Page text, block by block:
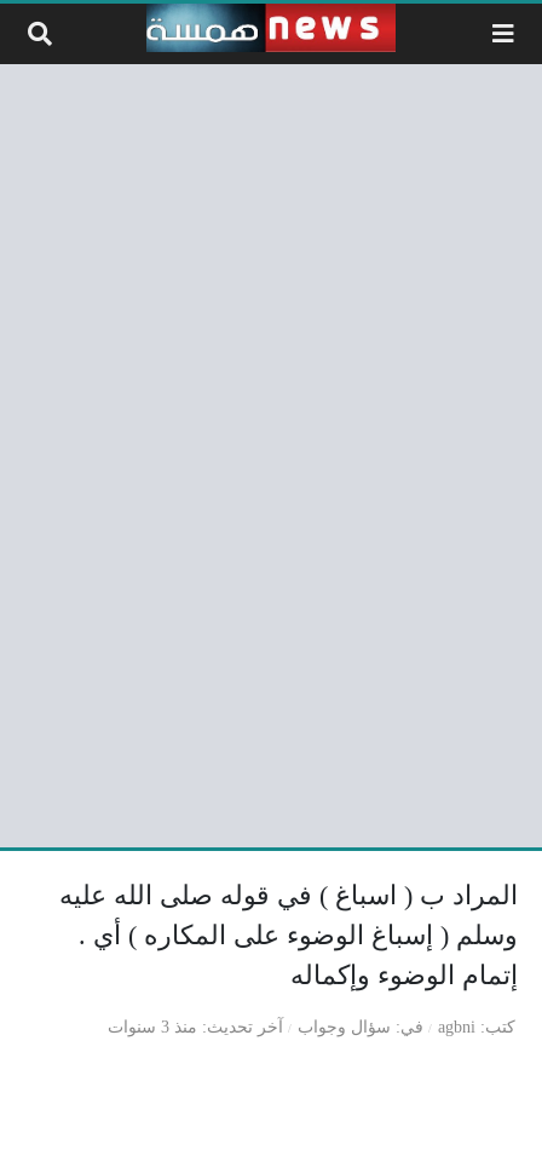
التخطي إلى المحتوى
المراد ب ( اسباغ ) في قوله صلى الله عليه
وسلم ( إسباغ الوضوء على المكاره ) أي .
إتمام الوضوء وإكماله
كتب agbni في سؤال وجواب آخر تحديث منذ 3 سنوات